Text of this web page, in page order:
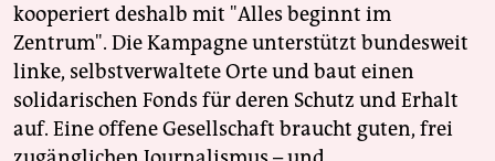
kooperiert deshalb mit "Alles beginnt im
Zentrum". Die Kampagne unterstützt bundesweit
linke, selbstverwaltete Orte und baut einen
solidarischen Fonds für deren Schutz und Erhalt
auf. Eine offene Gesellschaft braucht guten, frei